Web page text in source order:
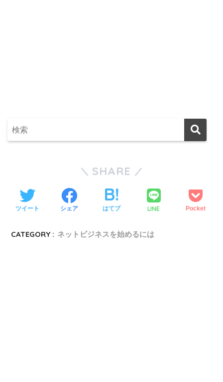
SHARE
ツイート シェア はてブ LINE Pocket
CATEGORY : ネットビジネスを始めるには